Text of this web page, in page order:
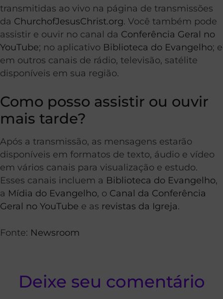
transmitidas ao vivo na página de transmissões
da ChurchofJesusChrist.org. Você também pode
assistir e ouvir no canal da Conferência Geral no
YouTube; no aplicativo Biblioteca do Evangelho; e
em outros canais de rádio, televisão, satélite
disponíveis em sua região.
Como posso assistir ou ouvir
mais tarde?
Após a transmissão, as mensagens estarão
disponíveis em formatos de texto, áudio e vídeo
em vários canais para visualização e estudo.
Esses canais incluem a Biblioteca do Evangelho,
a Mídia do Evangelho, o Canal da Conferência
Geral no YouTube e as revistas da Igreja.
Fonte: Newsroom
Deixe seu comentário